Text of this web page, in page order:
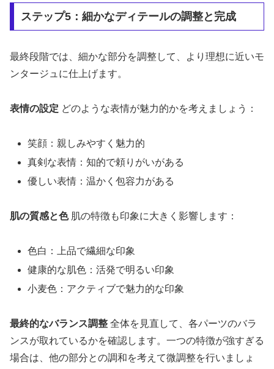
ステップ5：細かなディテールの調整と完成
最終段階では、細かな部分を調整して、より理想に近いモ
ンタージュに仕上げます。
表情の設定 どのような表情が魅力的かを考えましょう：
笑顔：親しみやすく魅力的
真剣な表情：知的で頼りがいがある
優しい表情：温かく包容力がある
肌の質感と色肌の特徴も印象に大きく影響します：
色白：上品で繊細な印象
健康的な肌色：活発で明るい印象
小麦色：アクティブで魅力的な印象
最終的なバランス調整 全体を見直して、各パーツのバラ
ンスが取れているかを確認します。一つの特徴が強すぎる
場合は、他の部分との調和を考えて微調整を行いましょ